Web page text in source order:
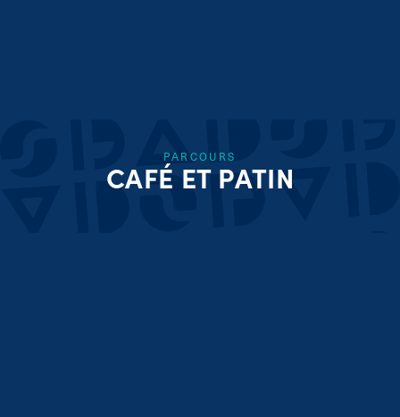
PARCOURS
CAFÉ ET PATIN